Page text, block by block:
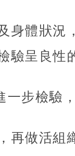
體狀況
驗呈良
一步檢驗
再做活組